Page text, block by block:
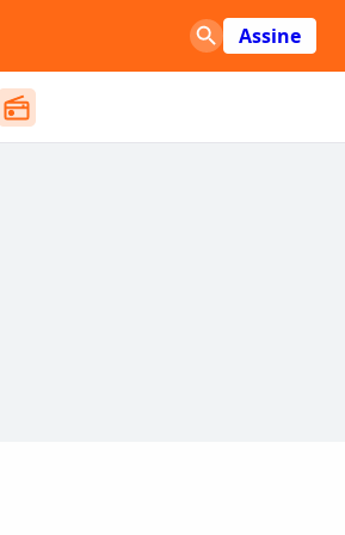
Assine